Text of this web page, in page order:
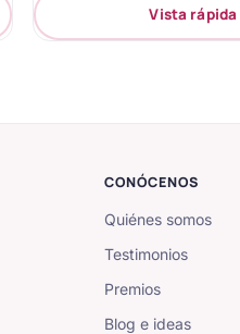
Vista rápida
CONÓCENOS
Quiénes somos
Testimonios
Premios
Blog e ideas